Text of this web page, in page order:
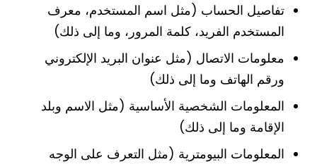
تفاصيل الحساب (مثل اسم المستخدم، معرف
المستخدم الفريد، كلمة المرور، وما إلى ذلك)
معلومات الاتصال (مثل عنوان البريد الإلكتروني
ورقم الهاتف وما إلى ذلك)
المعلومات الشخصية الأساسية (مثل الاسم وبلد
الإقامة وما إلى ذلك)
المعلومات البيومترية (مثل التعرف على الوجه